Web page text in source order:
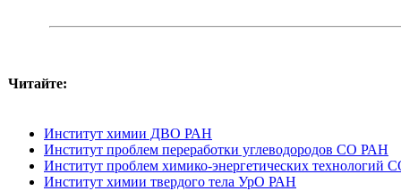
Читайте:
Институт химии ДВО РАН
Институт проблем переработки углеводородов СО РАН
Институт проблем химико-энергетических технологий
Институт химии твердого тела УрО РАН